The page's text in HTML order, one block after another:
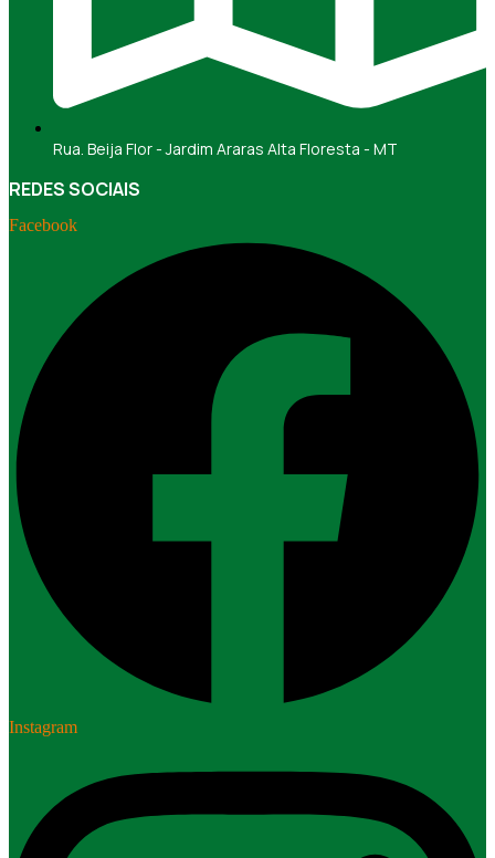
Rua. Beija Flor - Jardim Araras Alta Floresta - MT
REDES SOCIAIS
Facebook
Instagram